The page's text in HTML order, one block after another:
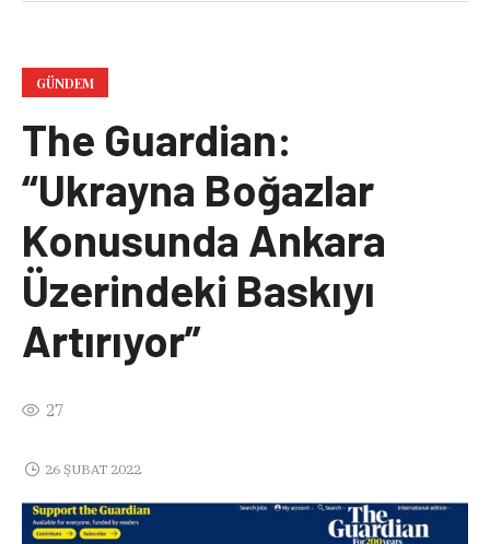
GÜNDEM
The Guardian:
“Ukrayna Boğazlar
Konusunda Ankara
Üzerindeki Baskıyı
Artırıyor”
27
26 ŞUBAT 2022